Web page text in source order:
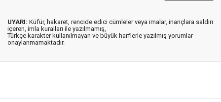
UYARI: Küfür, hakaret, rencide edici cümleler veya imalar, inançlara saldırı
içeren, imla kuralları ile yazılmamış,
Türkçe karakter kullanılmayan ve büyük harflerle yazılmış yorumlar
onaylanmamaktadır.